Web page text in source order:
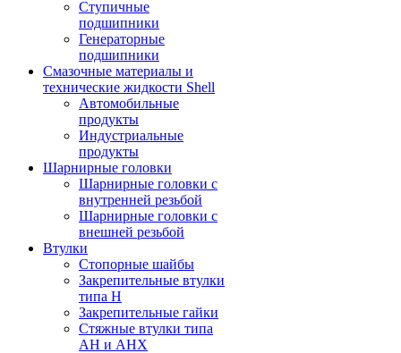
Ступичные
подшипники
Генераторные
подшипники
Смазочные материалы и
технические жидкости Shell
Автомобильные
продукты
Индустриальные
продукты
Шарнирные головки
Шарнирные головки с
внутренней резьбой
Шарнирные головки с
внешней резьбой
Втулки
Стопорные шайбы
Закрепительные втулки
типа H
Закрепительные гайки
Стяжные втулки типа
AH и AHX